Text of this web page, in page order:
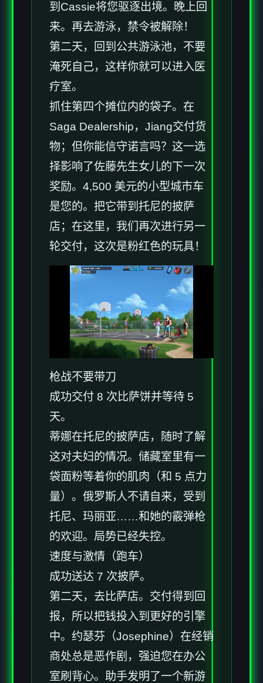
到Cassie将您驱逐出境。晚上回
来。再去游泳，禁令被解除！
第二天，回到公共游泳池，不要
淹死自己，这样你就可以进入医
疗室。
抓住第四个摊位内的袋子。在
Saga Dealership，Jiang交付货
物；但你能信守诺言吗？这一选
择影响了佐藤先生女儿的下一次
奖励。4,500 美元的小型城市车
是您的。把它带到托尼的披萨
店；在这里，我们再次进行另一
轮交付，这次是粉红色的玩具！
枪战不要带刀
成功交付 8 次比萨饼并等待 5
天。
蒂娜在托尼的披萨店，随时了解
这对夫妇的情况。储藏室里有一
袋面粉等着你的肌肉（和 5 点力
量）。俄罗斯人不请自来，受到
托尼、玛丽亚……和她的霰弹枪
的欢迎。局势已经失控。
速度与激情（跑车）
成功送达 7 次披萨。
第二天，去比萨店。交付得到回
报，所以把钱投入到更好的引擎
中。约瑟芬（Josephine）在经销
商处总是恶作剧，强迫您在办公
室刷背心。助手发明了一个新游